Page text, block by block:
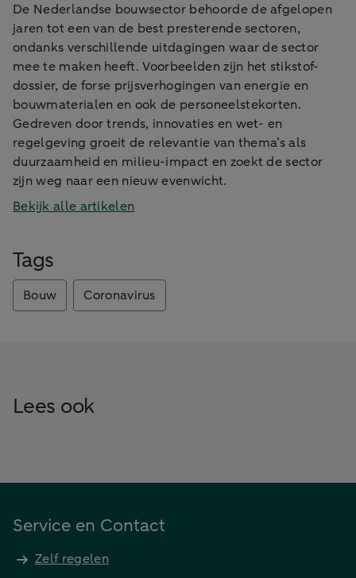
De Nederlandse bouwsector behoorde de afgelopen
jaren tot een van de best presterende sectoren,
ondanks verschillende uitdagingen waar de sector
mee te maken heeft. Voorbeelden zijn het stikstof-
dossier, de forse prijsverhogingen van energie en
bouwmaterialen en ook de personeelstekorten.
Gedreven door trends, innovaties en wet- en
regelgeving groeit de relevantie van thema’s als
duurzaamheid en milieu-impact en zoekt de sector
zijn weg naar een nieuw evenwicht.
Bekijk alle artikelen
Tags
Bouw Coronavirus
Lees ook
Service en Contact
Zelf regelen